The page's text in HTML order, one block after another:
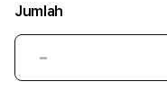
Jumlah
Kurangi
jumlah